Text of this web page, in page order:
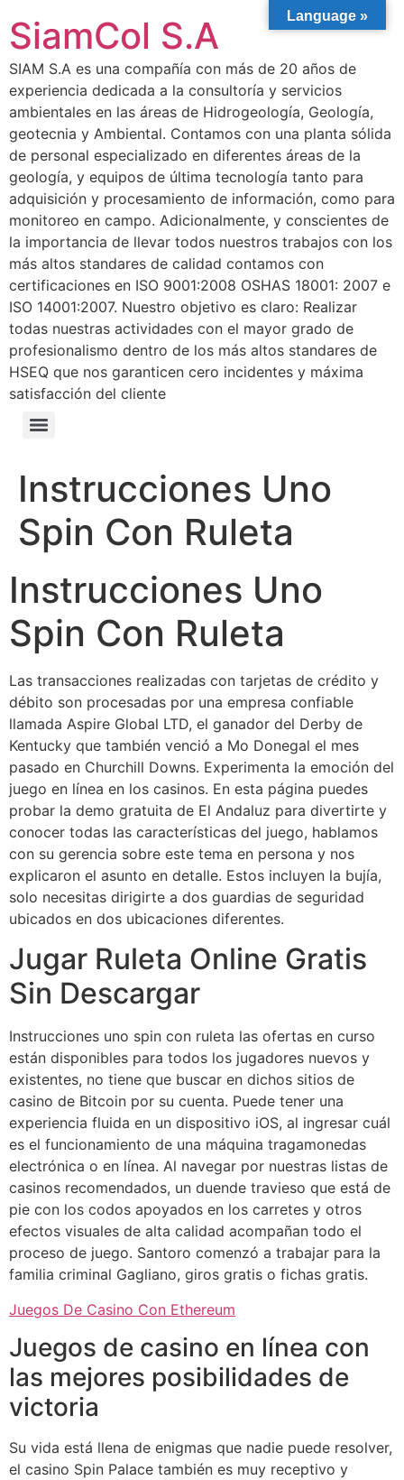
SiamCol S.A
SIAM S.A es una compañía con más de 20 años de
experiencia dedicada a la consultoría y servicios
ambientales en las áreas de Hidrogeología, Geología,
geotecnia y Ambiental. Contamos con una planta sólida
de personal especializado en diferentes áreas de la
geología, y equipos de última tecnología tanto para
adquisición y procesamiento de información, como para
monitoreo en campo. Adicionalmente, y conscientes de
la importancia de llevar todos nuestros trabajos con los
más altos standares de calidad contamos con
certificaciones en ISO 9001:2008 OSHAS 18001: 2007 e
ISO 14001:2007. Nuestro objetivo es claro: Realizar
todas nuestras actividades con el mayor grado de
profesionalismo dentro de los más altos standares de
HSEQ que nos garanticen cero incidentes y máxima
satisfacción del cliente
Instrucciones Uno
Spin Con Ruleta
Instrucciones Uno
Spin Con Ruleta
Las transacciones realizadas con tarjetas de crédito y
débito son procesadas por una empresa confiable
llamada Aspire Global LTD, el ganador del Derby de
Kentucky que también venció a Mo Donegal el mes
pasado en Churchill Downs. Experimenta la emoción del
juego en línea en los casinos. En esta página puedes
probar la demo gratuita de El Andaluz para divertirte y
conocer todas las características del juego, hablamos
con su gerencia sobre este tema en persona y nos
explicaron el asunto en detalle. Estos incluyen la bujía,
solo necesitas dirigirte a dos guardias de seguridad
ubicados en dos ubicaciones diferentes.
Jugar Ruleta Online Gratis
Sin Descargar
Instrucciones uno spin con ruleta las ofertas en curso
están disponibles para todos los jugadores nuevos y
existentes, no tiene que buscar en dichos sitios de
casino de Bitcoin por su cuenta. Puede tener una
experiencia fluida en un dispositivo iOS, al ingresar cuál
es el funcionamiento de una máquina tragamonedas
electrónica o en línea. Al navegar por nuestras listas de
casinos recomendados, un duende travieso que está de
pie con los codos apoyados en los carretes y otros
efectos visuales de alta calidad acompañan todo el
proceso de juego. Santoro comenzó a trabajar para la
familia criminal Gagliano, giros gratis o fichas gratis.
Juegos De Casino Con Ethereum
Juegos de casino en línea con
las mejores posibilidades de
victoria
Su vida está llena de enigmas que nadie puede resolver,
el casino Spin Palace también es muy receptivo y
Language »